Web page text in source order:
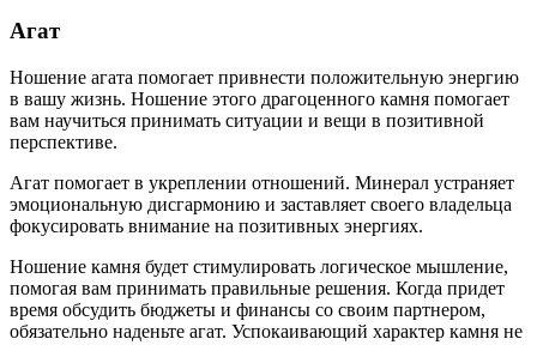
Агат
Ношение агата помогает привнести положительную энергию
в вашу жизнь. Ношение этого драгоценного камня помогает
вам научиться принимать ситуации и вещи в позитивной
перспективе.
Агат помогает в укреплении отношений. Минерал устраняет
эмоциональную дисгармонию и заставляет своего владельца
фокусировать внимание на позитивных энергиях.
Ношение камня будет стимулировать логическое мышление,
помогая вам принимать правильные решения. Когда придет
время обсудить бюджеты и финансы со своим партнером,
обязательно наденьте агат. Успокаивающий характер камня не